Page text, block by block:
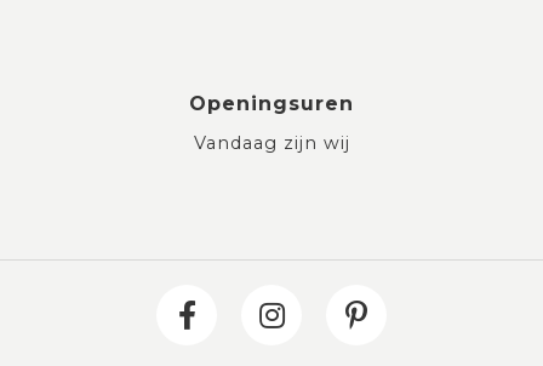
Openingsuren
Vandaag zijn wij